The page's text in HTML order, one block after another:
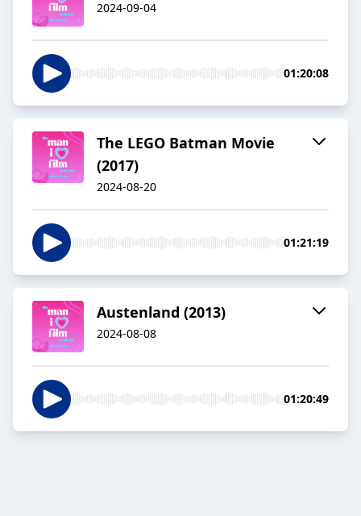
2024-09-04
01:20:08
The LEGO Batman Movie
(2017)
2024-08-20
01:21:19
Austenland (2013)
2024-08-08
01:20:49